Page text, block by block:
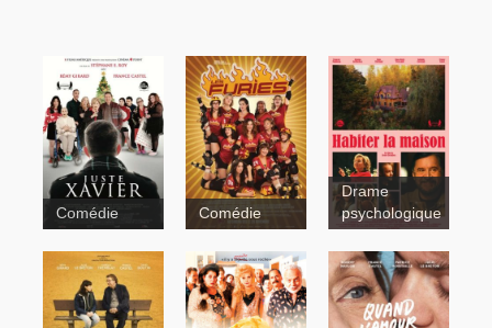
Comédie Comédie
Drame
psychologique